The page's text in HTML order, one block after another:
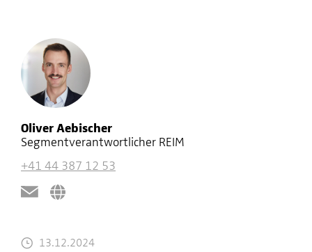
Oliver Aebischer
Segmentverantwortlicher REIM
+41 44 387 12 53
13.12.2024